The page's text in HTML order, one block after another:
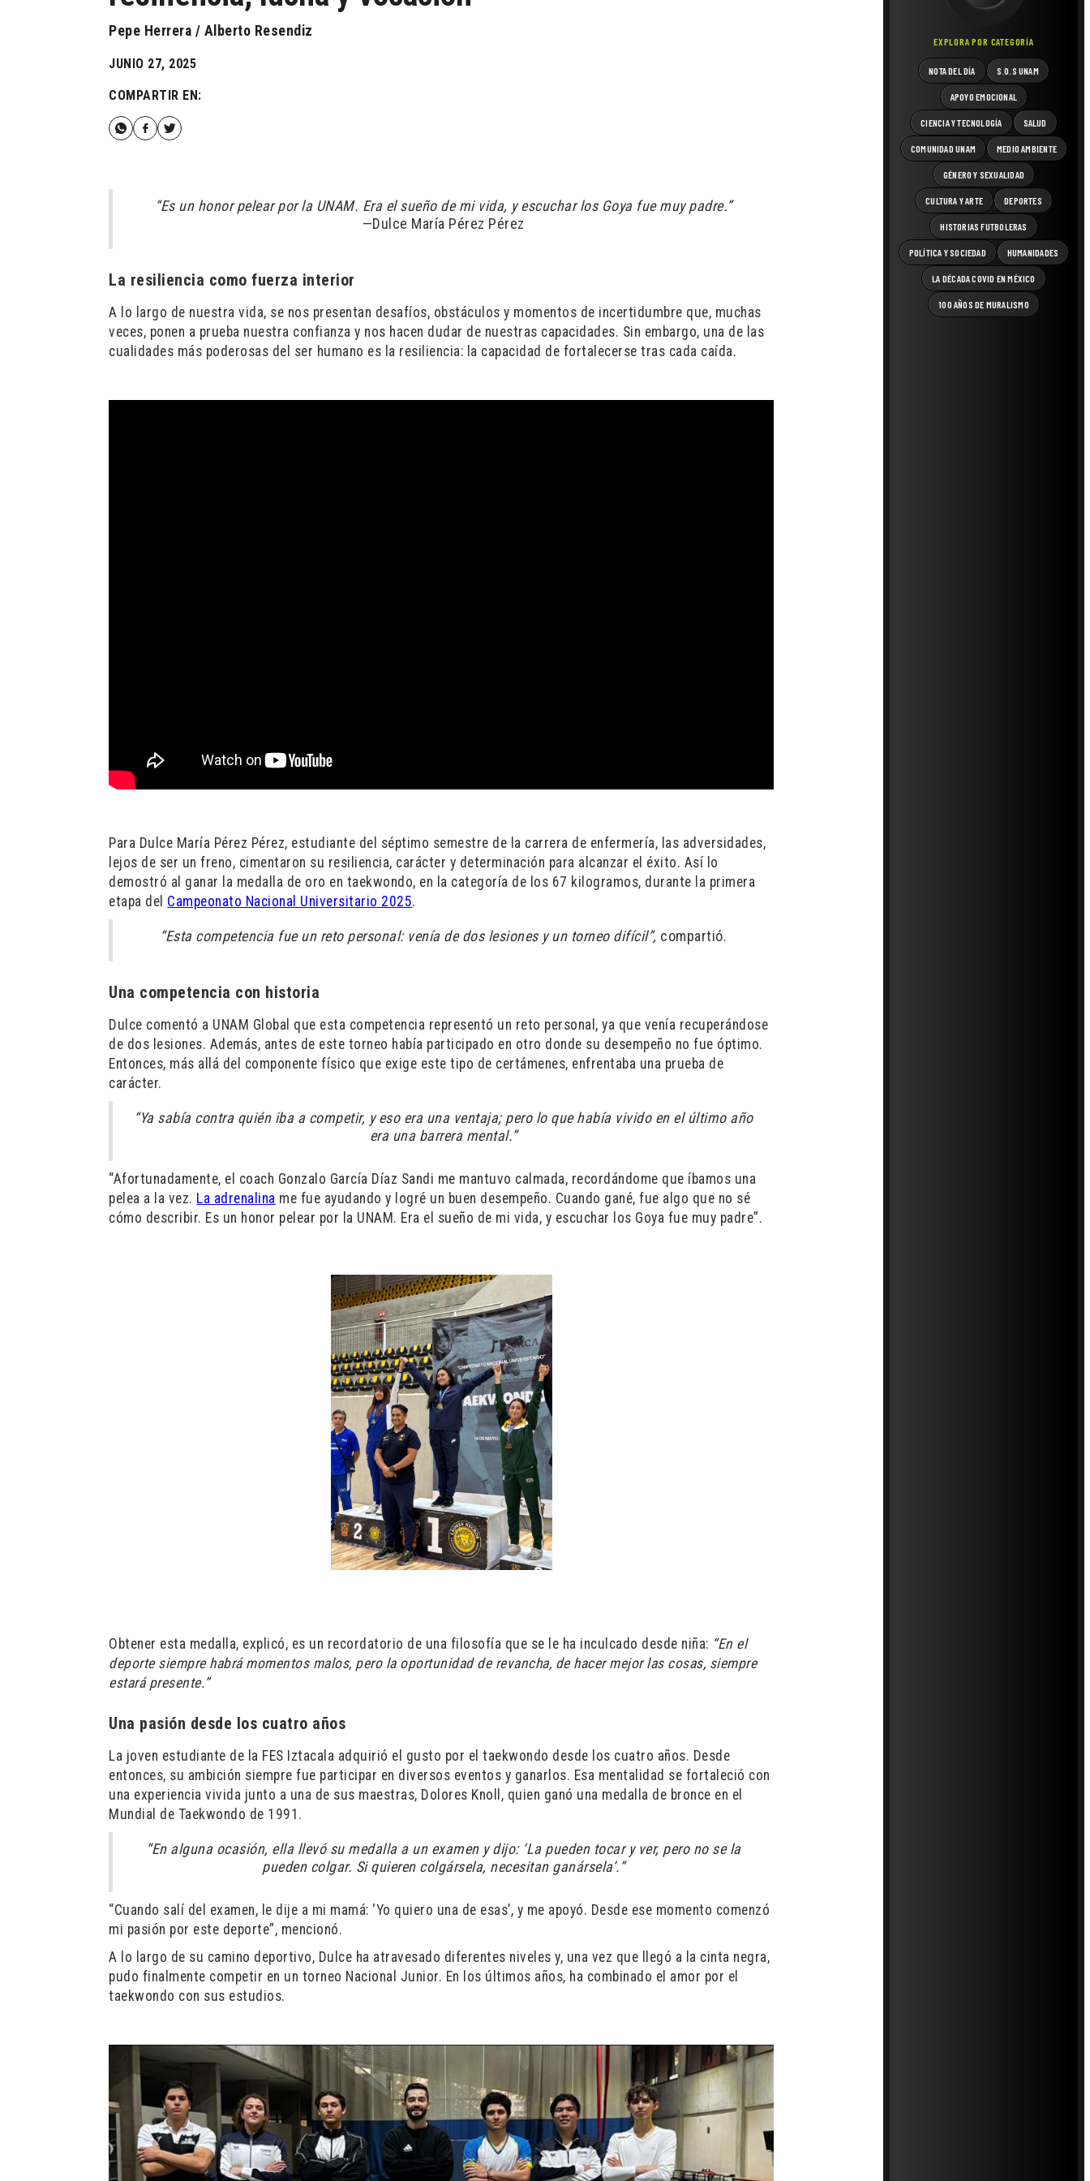
EXPLORA POR CATEGORÍA
NOTA DEL DÍA S.O.S UNAM
APOYO EMOCIONAL
CIENCIA Y TECNOLOGÍA SALUD
COMUNIDAD UNAM MEDIO AMBIENTE
GÉNERO Y SEXUALIDAD
CULTURA Y ARTE DEPORTES
HISTORIAS FUTBOLERAS
POLÍTICA Y SOCIEDAD HUMANIDADES
LA DÉCADA COVID EN MÉXICO
100 AÑOS DE MURALISMO
Pepe Herrera / Alberto Resendiz
JUNIO 27, 2025
COMPARTIR EN:
“Es un honor pelear por la UNAM. Era el sueño de mi vida, y escuchar los Goya fue muy padre.”
—Dulce María Pérez Pérez
La resiliencia como fuerza interior
A lo largo de nuestra vida, se nos presentan desafíos, obstáculos y momentos de incertidumbre que, muchas
veces, ponen a prueba nuestra confianza y nos hacen dudar de nuestras capacidades. Sin embargo, una de las
cualidades más poderosas del ser humano es la resiliencia: la capacidad de fortalecerse tras cada caída.
Para Dulce María Pérez Pérez, estudiante del séptimo semestre de la carrera de enfermería, las adversidades,
lejos de ser un freno, cimentaron su resiliencia, carácter y determinación para alcanzar el éxito. Así lo
demostró al ganar la medalla de oro en taekwondo, en la categoría de los 67 kilogramos, durante la primera
etapa del Campeonato Nacional Universitario 2025.
“Esta competencia fue un reto personal: venía de dos lesiones y un torneo difícil”, compartió.
Una competencia con historia
Dulce comentó a UNAM Global que esta competencia representó un reto personal, ya que venía recuperándose
de dos lesiones. Además, antes de este torneo había participado en otro donde su desempeño no fue óptimo.
Entonces, más allá del componente físico que exige este tipo de certámenes, enfrentaba una prueba de
carácter.
“Ya sabía contra quién iba a competir, y eso era una ventaja; pero lo que había vivido en el último año
era una barrera mental.”
“Afortunadamente, el coach Gonzalo García Díaz Sandi me mantuvo calmada, recordándome que íbamos una
pelea a la vez. La adrenalina me fue ayudando y logré un buen desempeño. Cuando gané, fue algo que no sé
cómo describir. Es un honor pelear por la UNAM. Era el sueño de mi vida, y escuchar los Goya fue muy padre”.
Obtener esta medalla, explicó, es un recordatorio de una filosofía que se le ha inculcado desde niña: “En el
deporte siempre habrá momentos malos, pero la oportunidad de revancha, de hacer mejor las cosas, siempre
estará presente.”
Una pasión desde los cuatro años
La joven estudiante de la FES Iztacala adquirió el gusto por el taekwondo desde los cuatro años. Desde
entonces, su ambición siempre fue participar en diversos eventos y ganarlos. Esa mentalidad se fortaleció con
una experiencia vivida junto a una de sus maestras, Dolores Knoll, quien ganó una medalla de bronce en el
Mundial de Taekwondo de 1991.
“En alguna ocasión, ella llevó su medalla a un examen y dijo: ‘La pueden tocar y ver, pero no se la
pueden colgar. Si quieren colgársela, necesitan ganársela’.”
“Cuando salí del examen, le dije a mi mamá: ‘Yo quiero una de esas’, y me apoyó. Desde ese momento comenzó
mi pasión por este deporte”, mencionó.
A lo largo de su camino deportivo, Dulce ha atravesado diferentes niveles y, una vez que llegó a la cinta negra,
pudo finalmente competir en un torneo Nacional Junior. En los últimos años, ha combinado el amor por el
taekwondo con sus estudios.